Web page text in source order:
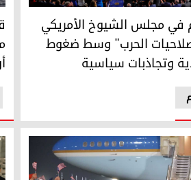
يكشف كواليس محادثات البيت الأبيض
مجلس الشيوخ الأمريكي حول
في مجلس الشيوخ الأمريكي
الحرب" وسط ضغوط
وتجاذبات سياسية